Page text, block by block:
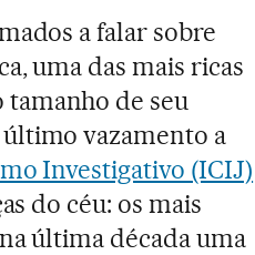
a falar sobre
uma das mais ricas
tamanho de seu
último vazamento a
Investigativo (ICIJ)
do céu: os mais
última década uma